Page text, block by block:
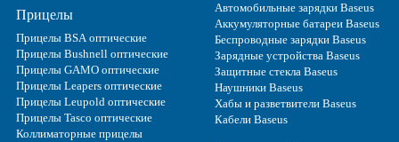
Прицелы
Прицелы BSA оптические
Прицелы Bushnell оптические
Прицелы GAMO оптические
Прицелы Leapers оптические
Прицелы Leupold оптические
Прицелы Tasco оптические
Коллиматорные прицелы
Автомобильные зарядки Baseus
Аккумуляторные батареи Baseus
Беспроводные зарядки Baseus
Зарядные устройства Baseus
Защитные стекла Baseus
Наушники Baseus
Хабы и разветвители Baseus
Кабели Baseus